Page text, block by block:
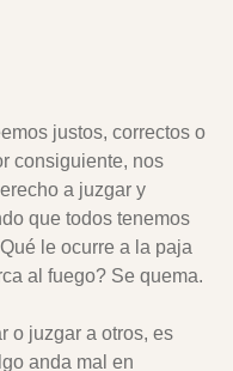
justos, correctos o
consiguiente, nos
a juzgar y
que todos tenemos
le ocurre a la paja
al fuego? Se quema.
o juzgar a otros, es
anda mal en